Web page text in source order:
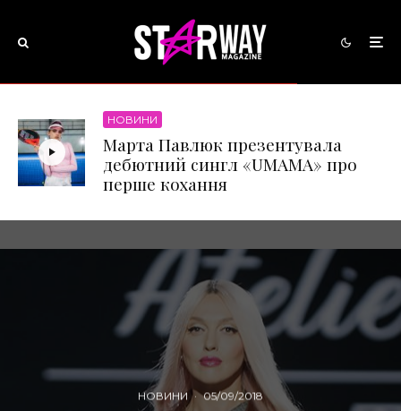
НОВИНИ
Марта Павлюк презентувала
дебютний сингл «UМАМА» про
перше кохання
НОВИНИ · 05/09/2018